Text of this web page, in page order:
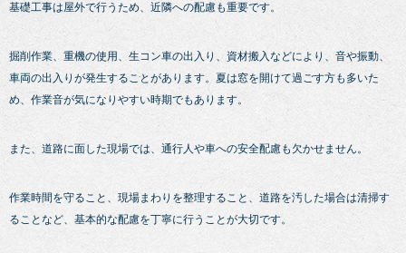
基礎工事は屋外で行うため、近隣への配慮も重要です。
掘削作業、重機の使用、生コン車の出入り、資材搬入などにより、音や振動、
車両の出入りが発生することがあります。夏は窓を開けて過ごす方も多いた
め、作業音が気になりやすい時期でもあります。
また、道路に面した現場では、通行人や車への安全配慮も欠かせません。
作業時間を守ること、現場まわりを整理すること、道路を汚した場合は清掃す
ることなど、基本的な配慮を丁寧に行うことが大切です。